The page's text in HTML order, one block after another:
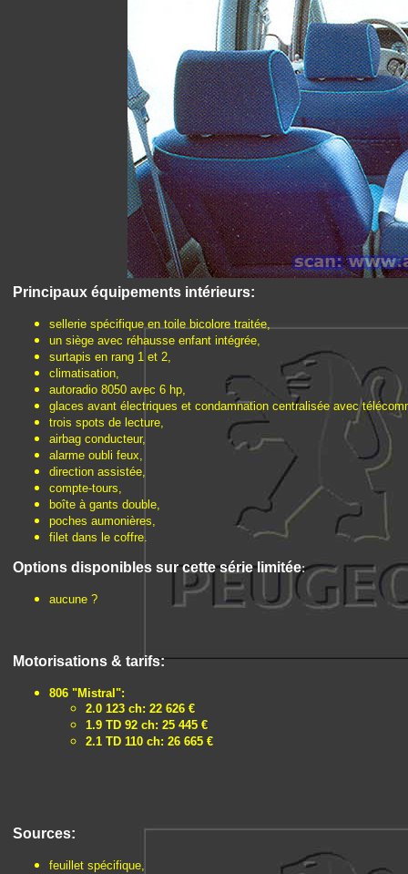
Principaux équipements intérieurs:
sellerie spécifique en toile bicolore traitée,
un siège avec réhausse enfant intégrée,
surtapis en rang 1 et 2,
climatisation,
autoradio 8050 avec 6 hp,
glaces avant électriques et condamnation centralisée avec
trois spots de lecture,
airbag conducteur,
alarme oubli feux,
direction assistée,
compte-tours,
boîte à gants double,
poches aumonières,
filet dans le coffre.
Options disponibles sur cette série limitée:
aucune ?
Motorisations & tarifs:
806 "Mistral":
2.0 123 ch: 22 626 €
1.9 TD 92 ch: 25 445 €
2.1 TD 110 ch: 26 665 €
Sources:
feuillet spécifique,